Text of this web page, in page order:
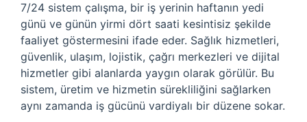
7/24 sistem çalışma, bir iş yerinin haftanın yedi
günü ve günün yirmi dört saati kesintisiz şekilde
faaliyet göstermesini ifade eder. Sağlık hizmetleri,
güvenlik, ulaşım, lojistik, çağrı merkezleri ve dijital
hizmetler gibi alanlarda yaygın olarak görülür. Bu
sistem, üretim ve hizmetin sürekliliğini sağlarken
aynı zamanda iş gücünü vardiyalı bir düzene sokar.